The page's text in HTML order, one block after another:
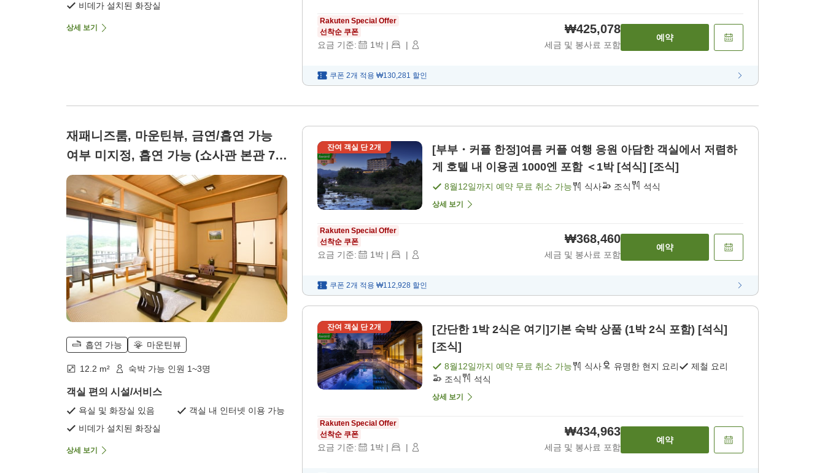
비데가 설치된 화장실
상세 보기
Rakuten Special Offer
선착순 쿠폰
요금 기준: 1박 | |
₩425,078
세금 및 봉사료 포함
예약
쿠폰 2개 적용 ₩130,281 할인
재패니즈룸, 마운틴뷰, 금연/흡연 가능
여부 미지정, 흡연 가능 (쇼사관 본관 7.5
다다미)
흡연 가능 마운틴뷰
12.2 m² 숙박 가능 인원 1~3명
객실 편의 시설/서비스
욕실 및 화장실 있음
객실 내 인터넷 이용 가능
비데가 설치된 화장실
상세 보기
잔여 객실 단2개
[부부・커플 한정]여름 커플 여행 응원 아담한 객실에서 저렴하
게 호텔 내 이용권 1000엔 포함 ＜1박 [석식] [조식]
8월12일까지 예약 무료 취소 가능 식사 조식 석식
상세 보기
Rakuten Special Offer
선착순 쿠폰
요금 기준: 1박 | |
₩368,460
세금 및 봉사료 포함
예약
쿠폰 2개 적용 ₩112,928 할인
잔여 객실 단2개
[간단한 1박 2식은 여기]기본 숙박 상품 (1박 2식 포함) [석식]
[조식]
8월12일까지 예약 무료 취소 가능 식사 유명한 현지 요리
제철 요리
조식
석식
상세 보기
Rakuten Special Offer
선착순 쿠폰
요금 기준: 1박 | |
₩434,963
세금 및 봉사료 포함
예약